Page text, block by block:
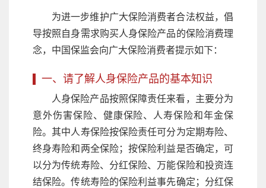
为进一步维护广大保险消费者合法权益，倡
导按照自身需求购买人身保险产品的保险消费理
念，中国保监会向广大保险消费者提示如下：
一、请了解人身保险产品的基本知识
人身保险产品按照保障责任来看，主要分为
意外伤害保险、健康保险、人寿保险和年金保
险。其中人寿保险按保险责任可分为定期寿险、
终身寿险和两全保险；按保险利益是否确定，可
以分为传统寿险、分红保险、万能保险和投资连
结保险。传统寿险的保险利益事先确定；分红保